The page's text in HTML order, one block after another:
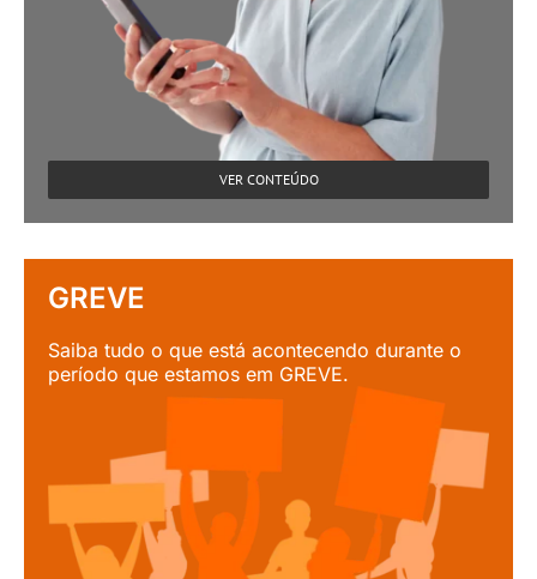
VER CONTEÚDO
GREVE
Saiba tudo o que está acontecendo durante o
período que estamos em GREVE.